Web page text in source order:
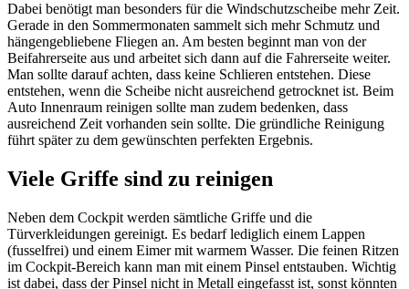
Dabei benötigt man besonders für die Windschutzscheibe mehr Zeit.
Gerade in den Sommermonaten sammelt sich mehr Schmutz und
hängengebliebene Fliegen an. Am besten beginnt man von der
Beifahrerseite aus und arbeitet sich dann auf die Fahrerseite weiter.
Man sollte darauf achten, dass keine Schlieren entstehen. Diese
entstehen, wenn die Scheibe nicht ausreichend getrocknet ist. Beim
Auto Innenraum reinigen sollte man zudem bedenken, dass
ausreichend Zeit vorhanden sein sollte. Die gründliche Reinigung
führt später zu dem gewünschten perfekten Ergebnis.
Viele Griffe sind zu reinigen
Neben dem Cockpit werden sämtliche Griffe und die
Türverkleidungen gereinigt. Es bedarf lediglich einem Lappen
(fusselfrei) und einem Eimer mit warmem Wasser. Die feinen Ritzen
im Cockpit-Bereich kann man mit einem Pinsel entstauben. Wichtig
ist dabei, dass der Pinsel nicht in Metall eingefasst ist, sonst könnten